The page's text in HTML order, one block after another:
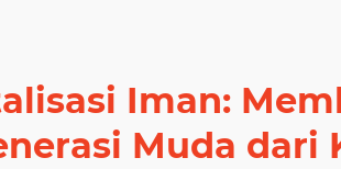
Iman:
Muda dari